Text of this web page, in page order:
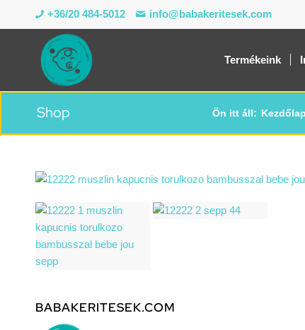
+36/20 484-5012 info@babakeritesek.com
Termékeink
Shop Ön itt áll: Kezdőlap
BABAKERITESEK.COM